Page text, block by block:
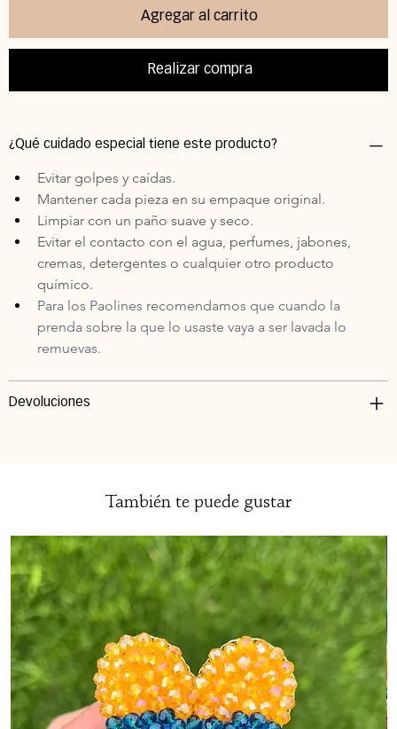
Agregar al carrito
Realizar compra
¿Qué cuidado especial tiene este producto?
Evitar golpes y caídas.
Mantener cada pieza en su empaque original.
Limpiar con un paño suave y seco.
Evitar el contacto con el agua, perfumes, jabones,
cremas, detergentes o cualquier otro producto
químico.
Para los Paolines recomendamos que cuando la
prenda sobre la que lo usaste vaya a ser lavada lo
remuevas.
Devoluciones
También te puede gustar